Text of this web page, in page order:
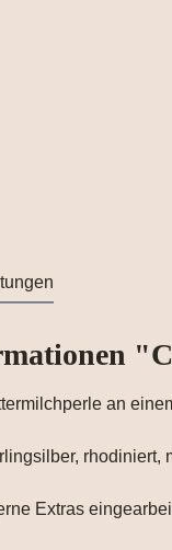
an
rhodiniert,
Extras